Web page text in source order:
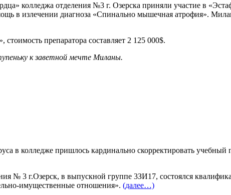
колледжа отделения №3 г. Озерска приняли участие в
в излечении диагноза «Спинально мышечная атрофия».
препаратора составляет 2 125 000$.
к заветной мечте Миланы.
в колледже пришлось кардинально скорректировать
№ 3 г.Озерск, в выпускной группе 3ЗИ17, состоялся
имущественные отношения». (далее…)